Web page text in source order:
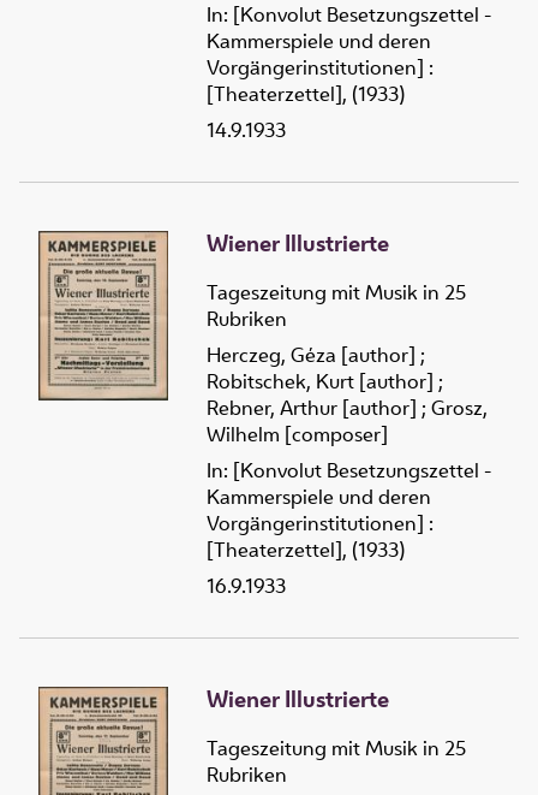
In: [Konvolut Besetzungszettel -
Kammerspiele und deren
Vorgängerinstitutionen] :
[Theaterzettel], (1933)
14.9.1933
Wiener Illustrierte
Tageszeitung mit Musik in 25
Rubriken
Herczeg, Géza [author] ;
Robitschek, Kurt [author] ;
Rebner, Arthur [author] ; Grosz,
Wilhelm [composer]
In: [Konvolut Besetzungszettel -
Kammerspiele und deren
Vorgängerinstitutionen] :
[Theaterzettel], (1933)
16.9.1933
Wiener Illustrierte
Tageszeitung mit Musik in 25
Rubriken